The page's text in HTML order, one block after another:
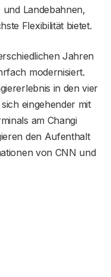
Landebahnen,
Flexibilität bietet.
Jahren
modernisiert.
in den vier
eingehender mit
am Changi
den Aufenthalt
von CNN und